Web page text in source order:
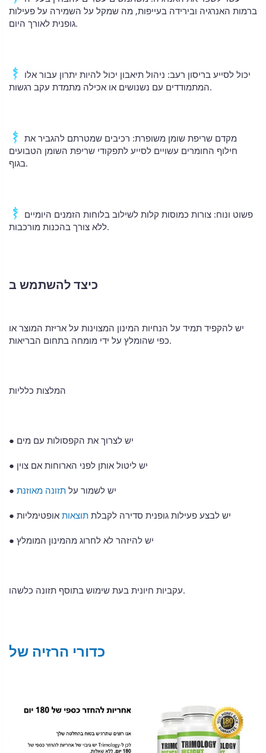
ברמות האנרגיה ובירידה בעייפות, מה שמקל על השמירה על פעילות
גופנית לאורך היום.
המתמודדים עם נשנושים או אכילה מתמדת עקב רגשות.
חילוף החומרים עשויים לסייע לתפקודי שריפת השומן הטבועים
בגוף.
ללא צורך בהכנות מורכבות.
כיצד להשתמש ב
יש להקפיד תמיד על הנחיות המינון המצוינות על אריזת המוצר או
כפי שהומלץ על ידי מומחה בתחום הבריאות.
המלצות כלליות
● יש לצרוך את הקפסולות עם מים
● יש ליטול אותן לפני הארוחות אם צוין
● יש לשמור על תזונה מאוזנת
● יש לבצע פעילות גופנית סדירה לקבלת תוצאות אופטימליות
● יש להיזהר לא לחרוג מהמינון המומלץ
עקביות חיונית בעת שימוש בתוסף תזונה כלשהו.